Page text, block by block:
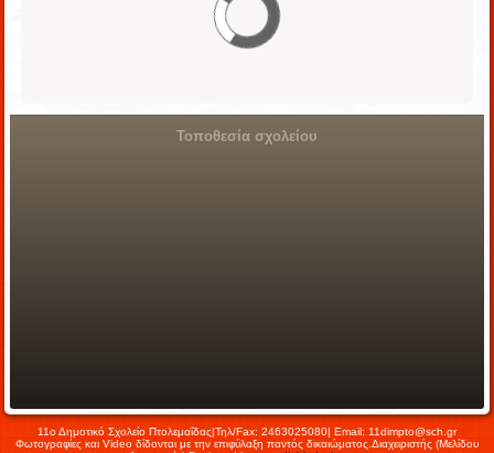
Τοποθεσία σχολείου
11ο Δημοτικό Σχολείο Πτολεμαΐδας|Τηλ/Fax: 2463025080| Email: 11dimpto@sch.gr
Φωτογραφίες και Video δίδονται με την επιφύλαξη παντός δικαιώματος.Διαχειριστής (Μελίδου